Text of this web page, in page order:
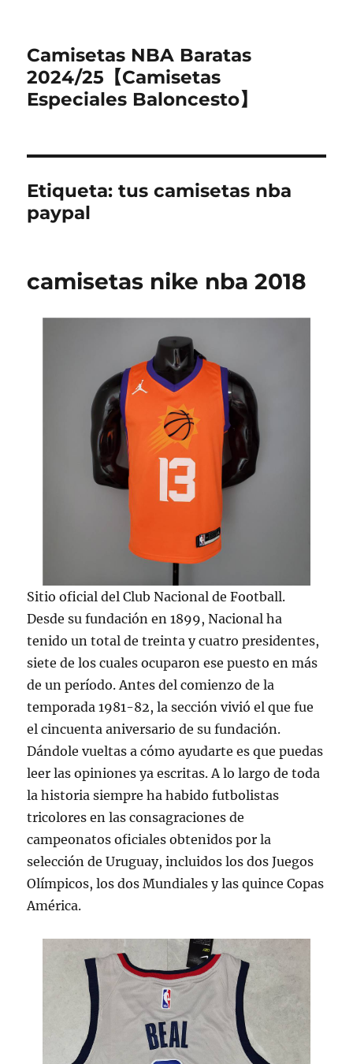
Camisetas NBA Baratas
2024/25【Camisetas
Especiales Baloncesto】
Etiqueta:tus camisetas nba
paypal
camisetas nike nba 2018
Sitio oficial del Club Nacional de Football.
Desde su fundación en 1899, Nacional ha
tenido un total de treinta y cuatro presidentes,
siete de los cuales ocuparon ese puesto en más
de un período. Antes del comienzo de la
temporada 1981-82, la sección vivió el que fue
el cincuenta aniversario de su fundación.
Dándole vueltas a cómo ayudarte es que puedas
leer las opiniones ya escritas. A lo largo de toda
la historia siempre ha habido futbolistas
tricolores en las consagraciones de
campeonatos oficiales obtenidos por la
selección de Uruguay, incluidos los dos Juegos
Olímpicos, los dos Mundiales y las quince Copas
América.